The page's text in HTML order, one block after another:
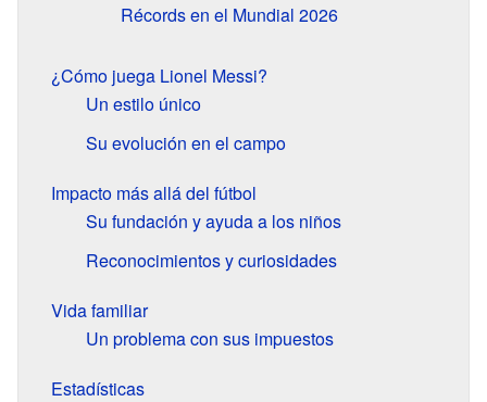
Récords en el Mundial 2026
¿Cómo juega Lionel Messi?
Un estilo único
Su evolución en el campo
Impacto más allá del fútbol
Su fundación y ayuda a los niños
Reconocimientos y curiosidades
Vida familiar
Un problema con sus impuestos
Estadísticas